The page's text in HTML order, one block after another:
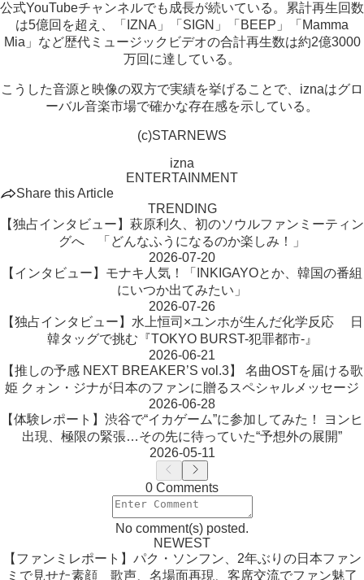
公式YouTubeチャンネルでも成長が続いている。累計再生回数
は5億回を超え、「IZNA」「SIGN」「BEEP」「Mamma
Mia」など歴代ミュージックビデオの合計再生数は約2億3000
万回に達している。
こうした音源と映像の双方で実績を挙げることで、iznaはグロ
ーバル音楽市場で確かな存在感を示している。
(c)STARNEWS
izna
ENTERTAINMENT
Share this Article
TRENDING
【独占インタビュー】萩原利久、初のソウルファンミーティン
グへ 「どんなふうになるのか楽しみ！」
2026-07-20
【インタビュー】モナキ人気！「INKIGAYOとか、韓国の番組
にいつか出てみたい」
2026-07-26
【独占インタビュー】水上恒司×ユンホが生んだ化学反応 日
韓タッグで挑む『TOKYO BURST-犯罪都市-』
2026-06-21
【推しの予感 NEXT BREAKER’S vol.3】 名曲OSTを届ける歌
姫 クォン・ジナが日本のファンに贈るスペシャルメッセージ
2026-06-28
【体験レポート】渋谷で“イカゲーム”に参加してみた！ ヨンヒ
出現、極限の緊張…その先に待っていた“予想外の展開”
2026-05-11
0 Comments
No comment(s) posted.
NEWEST
【ファンミレポート】パク・ソンフン、2年ぶりの日本ファン
ミで見せた素顔 歌声、名場面再現、客席交流でファン魅了